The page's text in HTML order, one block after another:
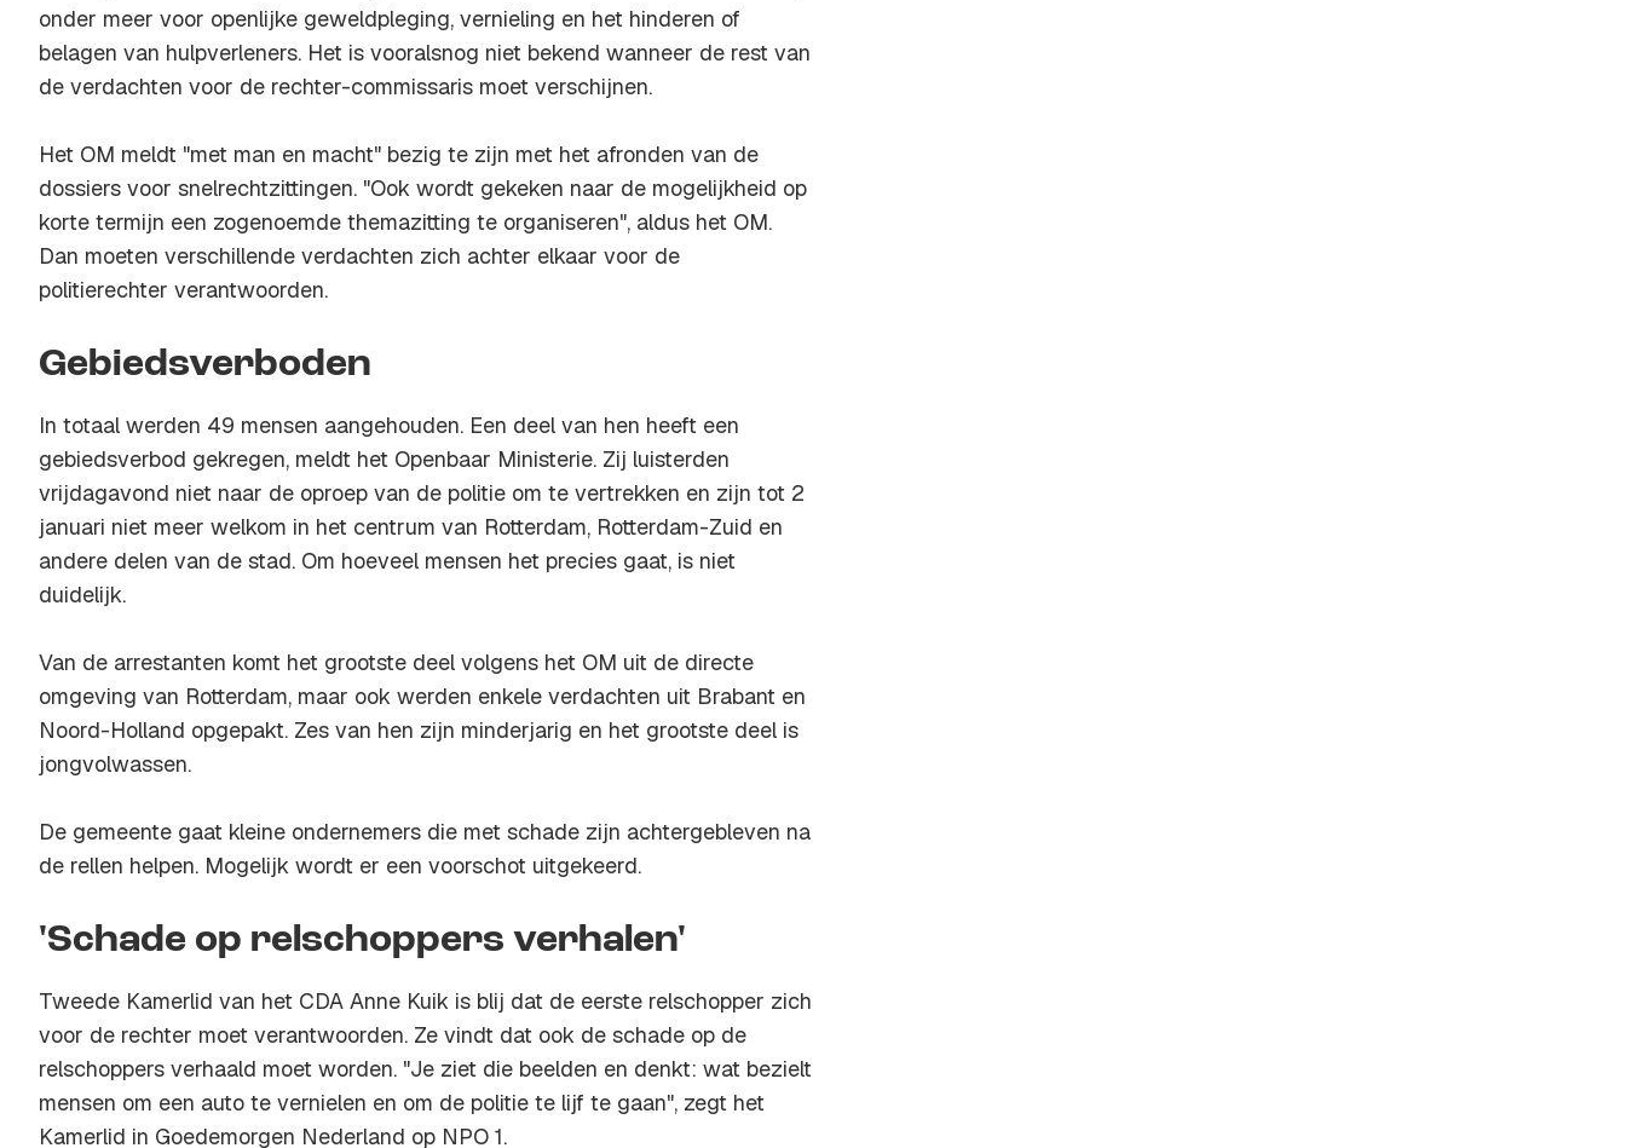
onder meer voor openlijke geweldpleging, vernieling en het hinderen of
belagen van hulpverleners. Het is vooralsnog niet bekend wanneer de rest van
de verdachten voor de rechter-commissaris moet verschijnen.
Het OM meldt "met man en macht" bezig te zijn met het afronden van de
dossiers voor snelrechtzittingen. "Ook wordt gekeken naar de mogelijkheid op
korte termijn een zogenoemde themazitting te organiseren", aldus het OM.
Dan moeten verschillende verdachten zich achter elkaar voor de
politierechter verantwoorden.
Gebiedsverboden
In totaal werden 49 mensen aangehouden. Een deel van hen heeft een
gebiedsverbod gekregen, meldt het Openbaar Ministerie. Zij luisterden
vrijdagavond niet naar de oproep van de politie om te vertrekken en zijn tot 2
januari niet meer welkom in het centrum van Rotterdam, Rotterdam-Zuid en
andere delen van de stad. Om hoeveel mensen het precies gaat, is niet
duidelijk.
Van de arrestanten komt het grootste deel volgens het OM uit de directe
omgeving van Rotterdam, maar ook werden enkele verdachten uit Brabant en
Noord-Holland opgepakt. Zes van hen zijn minderjarig en het grootste deel is
jongvolwassen.
De gemeente gaat kleine ondernemers die met schade zijn achtergebleven na
de rellen helpen. Mogelijk wordt er een voorschot uitgekeerd.
'Schade op relschoppers verhalen'
Tweede Kamerlid van het CDA Anne Kuik is blij dat de eerste relschopper zich
voor de rechter moet verantwoorden. Ze vindt dat ook de schade op de
relschoppers verhaald moet worden. "Je ziet die beelden en denkt: wat bezielt
mensen om een auto te vernielen en om de politie te lijf te gaan", zegt het
Kamerlid in Goedemorgen Nederland op NPO 1.